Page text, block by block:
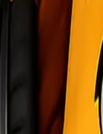
kg
lebih banyak